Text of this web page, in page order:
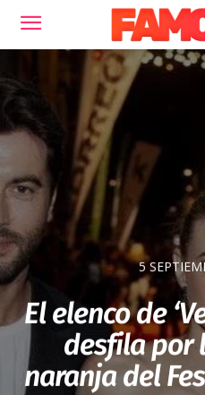
5
El elenco de
desfila por
naranja del